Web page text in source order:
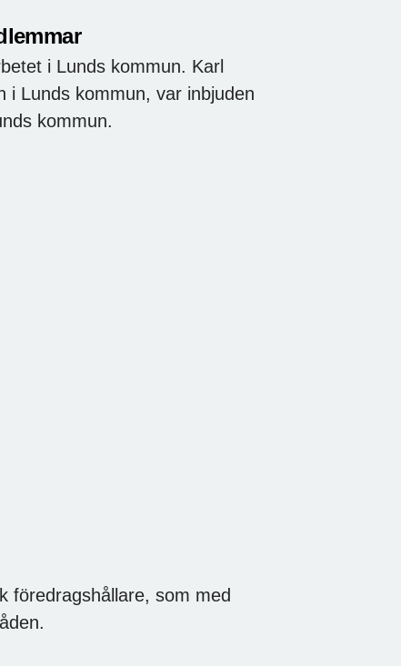
i Lunds kommun. Karl
i Lunds kommun, var inbjuden
kommun.
föredragshållare, som med